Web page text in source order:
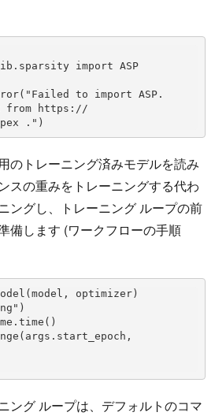
from https://
.")
のトレーニング済みモデルを読み
スの重みをトレーニングする代わ
ングし、トレーニング ループの前
備します (ワークフローの手順
optimizer)
ング ループは、デフォルトのコマ